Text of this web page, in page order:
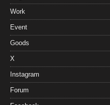
Work
Event
Goods
X
Instagram
Forum